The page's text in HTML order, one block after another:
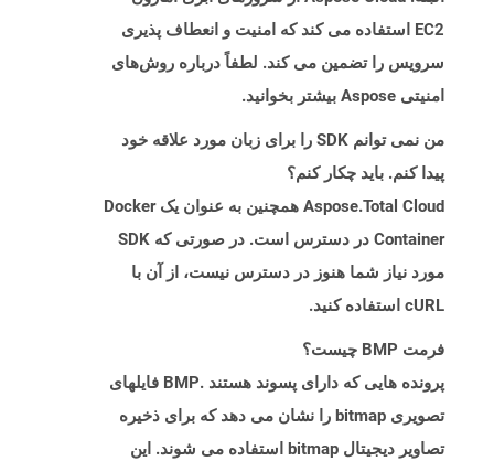
EC2 استفاده می کند که امنیت و انعطاف پذیری
سرویس را تضمین می کند. لطفاً درباره روش‌های
امنیتی Aspose بیشتر بخوانید.
من نمی توانم SDK را برای زبان مورد علاقه خود
پیدا کنم. باید چکار کنم؟
Aspose.Total Cloud همچنین به عنوان یک Docker
Container در دسترس است. در صورتی که SDK
مورد نیاز شما هنوز در دسترس نیست، از آن با
cURL استفاده کنید.
فرمت BMP چیست؟
پرونده هایی که دارای پسوند هستند .BMP فایلهای
تصویری bitmap را نشان می دهد که برای ذخیره
تصاویر دیجیتال bitmap استفاده می شوند. این